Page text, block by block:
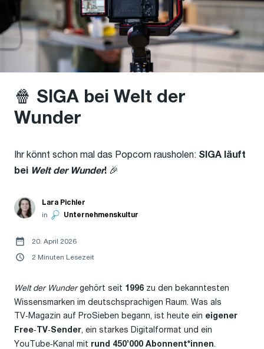
🍿 SIGA bei Welt der
Wunder
Ihr könnt schon mal das Popcorn rausholen: SIGA läuft
bei Welt der Wunder! 🎉
Lara Pichler
in
Unternehmenskultur
20. April 2026
2 Minuten Lesezeit
Welt der Wundergehört seit 1996 zu den bekanntesten
Wissensmarken im deutschsprachigen Raum. Was als
TV‑Magazin auf ProSieben begann, ist heute ein eigener
Free‑TV‑Sender, ein starkes Digitalformat und ein
YouTube‑Kanal mit rund 450’000 Abonnent*innen.